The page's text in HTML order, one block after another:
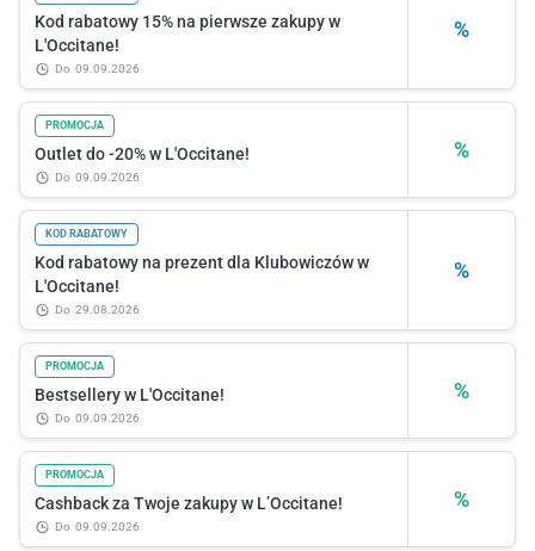
%
Kod rabatowy 15% na pierwsze zakupy w
L'Occitane!
do 09.09.2026
%
PROMOCJA
Outlet do -20% w L'Occitane!
do 09.09.2026
%
KOD RABATOWY
Kod rabatowy na prezent dla Klubowiczów w
L'Occitane!
do 29.08.2026
%
PROMOCJA
Bestsellery w L'Occitane!
do 09.09.2026
%
PROMOCJA
Cashback za Twoje zakupy w L’Occitane!
do 09.09.2026